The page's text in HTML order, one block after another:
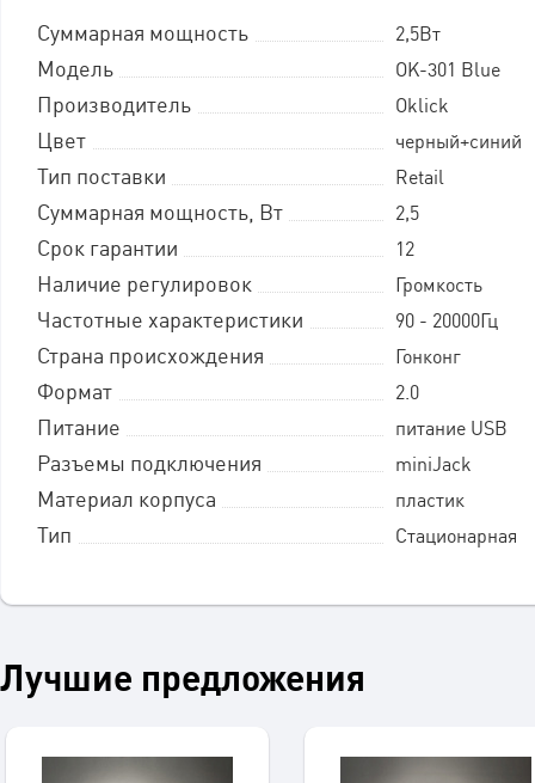
Суммарная мощность 2,5Вт
Модель OK-301 Blue
Производитель Oklick
Цвет черный+синий
Тип поставки Retail
Суммарная мощность, Вт 2,5
Срок гарантии 12
Наличие регулировок Громкость
Частотные характеристики 90 - 20000Гц
Страна происхождения Гонконг
Формат 2.0
Питание питание USB
Разъемы подключения miniJack
Материал корпуса пластик
Тип Стационарная
Лучшие предложения